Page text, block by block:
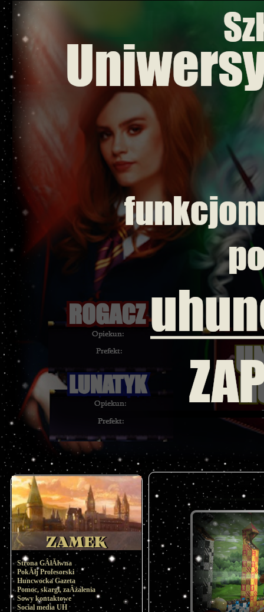
Strona GÂłĂłwna
PokĂłj Profesorski
Huncwocka Gazeta
Pomoc, skargi, zaÂżalenia
Sowy kontaktowe
Social media UH